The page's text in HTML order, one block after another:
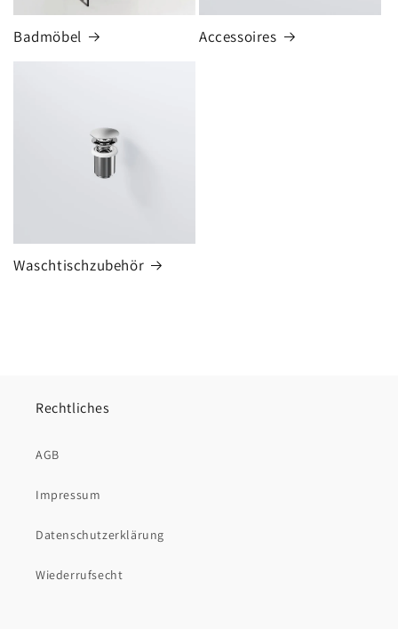
Badmöbel Accessoires
Waschtischzubehör
Rechtliches
AGB
Impressum
Datenschutzerklärung
Wiederrufsecht